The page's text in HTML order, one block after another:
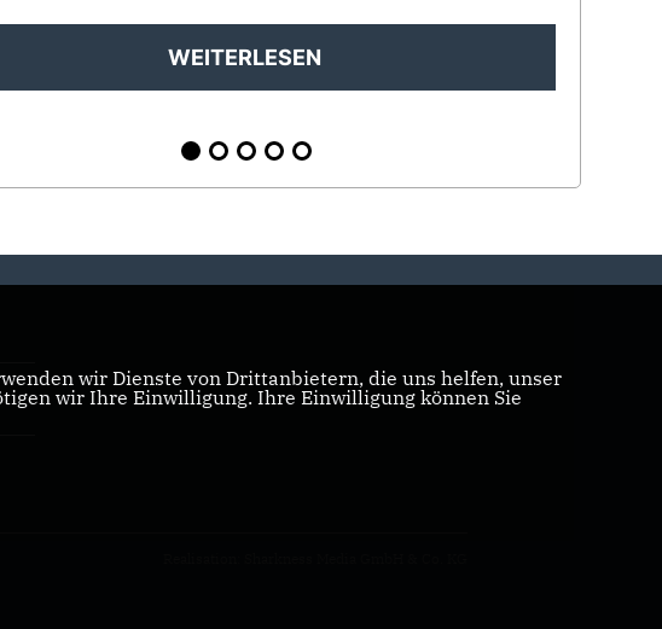
WEITERLESEN
wir Dienste von Drittanbietern, die uns helfen, unser
wir Ihre Einwilligung. Ihre Einwilligung können Sie